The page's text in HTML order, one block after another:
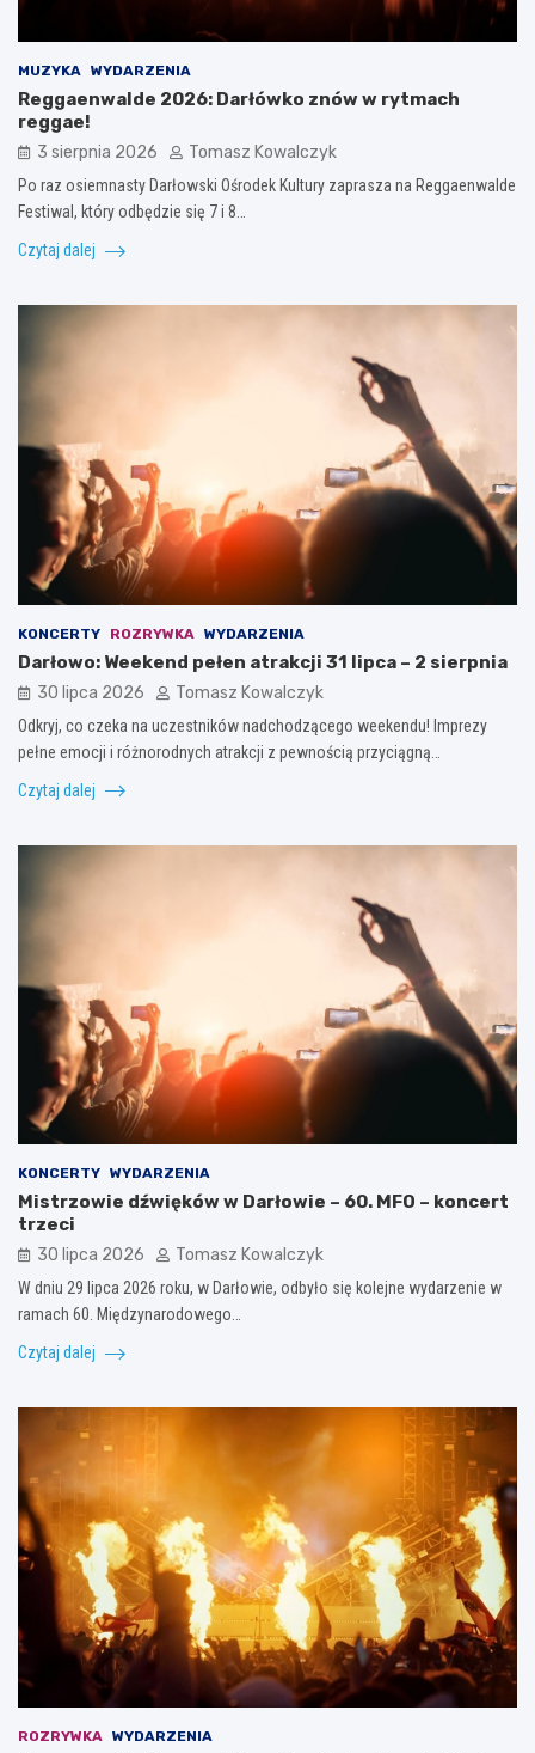
MUZYKA WYDARZENIA
Reggaenwalde 2026: Darłówko znów w rytmach
reggae!
3 sierpnia 2026 Tomasz Kowalczyk
Po raz osiemnasty Darłowski Ośrodek Kultury zaprasza na Reggaenwalde
Festiwal, który odbędzie się 7 i 8…
Czytaj dalej
KONCERTY ROZRYWKA WYDARZENIA
Darłowo: Weekend pełen atrakcji 31 lipca – 2 sierpnia
30 lipca 2026 Tomasz Kowalczyk
Odkryj, co czeka na uczestników nadchodzącego weekendu! Imprezy
pełne emocji i różnorodnych atrakcji z pewnością przyciągną…
Czytaj dalej
KONCERTY WYDARZENIA
Mistrzowie dźwięków w Darłowie – 60. MFO – koncert
trzeci
30 lipca 2026 Tomasz Kowalczyk
W dniu 29 lipca 2026 roku, w Darłowie, odbyło się kolejne wydarzenie w
ramach 60. Międzynarodowego…
Czytaj dalej
ROZRYWKA WYDARZENIA